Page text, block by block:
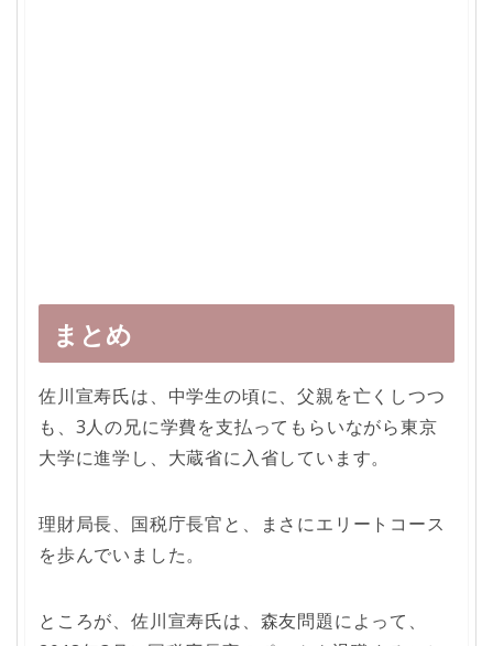
まとめ
佐川宣寿氏は、中学生の頃に、父親を亡くしつつ
も、3人の兄に学費を支払ってもらいながら東京
大学に進学し、大蔵省に入省しています。
理財局長、国税庁長官と、まさにエリートコース
を歩んでいました。
ところが、佐川宣寿氏は、森友問題によって、